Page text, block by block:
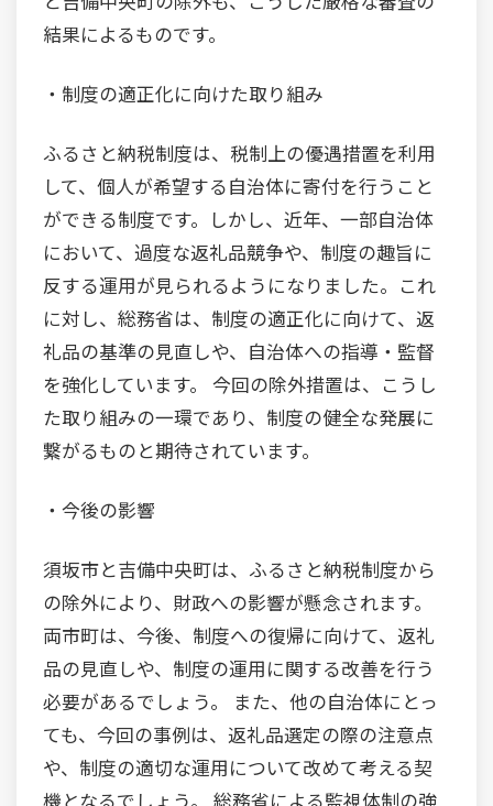
結果によるものです。
・制度の適正化に向けた取り組み
ふるさと納税制度は、税制上の優遇措置を利用
して、個人が希望する自治体に寄付を行うこと
ができる制度です。しかし、近年、一部自治体
において、過度な返礼品競争や、制度の趣旨に
反する運用が見られるようになりました。これ
に対し、総務省は、制度の適正化に向けて、返
礼品の基準の見直しや、自治体への指導・監督
を強化しています。 今回の除外措置は、こうし
た取り組みの一環であり、制度の健全な発展に
繋がるものと期待されています。
・今後の影響
須坂市と吉備中央町は、ふるさと納税制度から
の除外により、財政への影響が懸念されます。
両市町は、今後、制度への復帰に向けて、返礼
品の見直しや、制度の運用に関する改善を行う
必要があるでしょう。 また、他の自治体にとっ
ても、今回の事例は、返礼品選定の際の注意点
や、制度の適切な運用について改めて考える契
機となるでしょう。 総務省による監視体制の強